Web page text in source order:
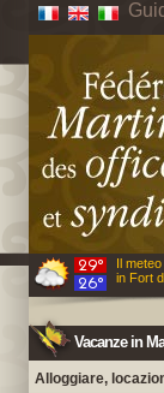
Il
in Fort
Vacanze in
Alloggiare,